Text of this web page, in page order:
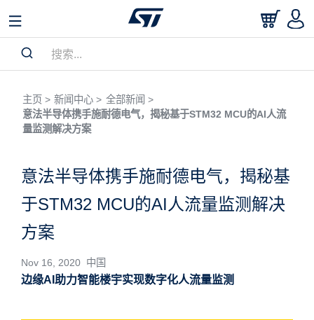
主页 > 新闻中心 > 全部新闻 >
意法半导体携手施耐德电气，揭秘基于STM32 MCU的AI人流
量监测解决方案
意法半导体携手施耐德电气，揭秘基
于STM32 MCU的AI人流量监测解决
方案
Nov 16, 2020 中国
边缘AI助力智能楼宇实现数字化人流量监测